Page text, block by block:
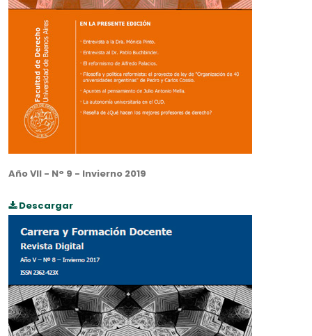
Año VII - N° 9 - Invierno 2019
Descargar